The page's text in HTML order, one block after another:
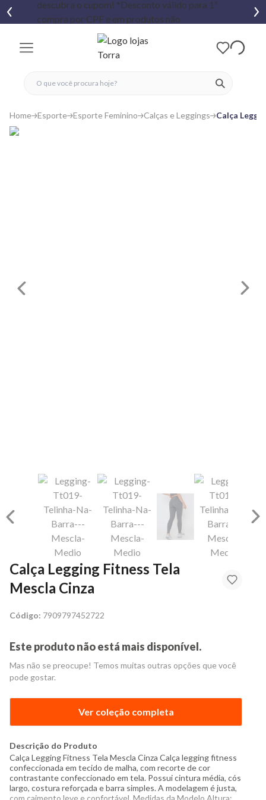
ver
fechar menu
fechar menu
favoritos
Home Esporte Esporte Feminino Calças e Leggings Calça
Calça Legging Fitness Tela
Mescla Cinza
Código: 7909797452722
Este produto não está mais disponível.
Mas não se preocupe! Temos muitas outras opções que você
pode gostar.
Ver coleção completa
Descrição do Produto
Calça Legging Fitness Tela Mescla Cinza Calça legging fitness
confeccionada em tecido de malha, com recorte de cor
contrastante confeccionado em tela. Possui cintura média, cós
largo, costura reforçada e barra simples. A modelagem é justa,
com caimento leve e confortável. Medidas da Modelo Altura: